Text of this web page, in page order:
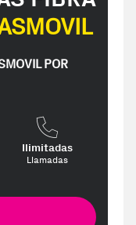
POR
Ilimitadas
Llamadas